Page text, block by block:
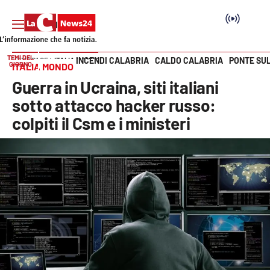
SEZIONI
Cronaca
Politica
Attualità
Economia e lavoro
Italia Mondo
Vai
TEMI DEL
GIORNO
INCENDI CALABRIA CALDO CALABRIA PONTE
HOME PAGE ITALIA MONDO
ITALIA MONDO
Guerra in Ucraina, siti italiani
sotto attacco hacker russo:
colpiti il Csm e i ministeri